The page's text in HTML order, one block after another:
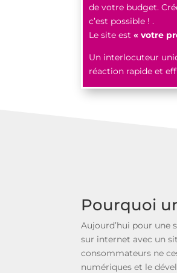
de votre budget.
c’est possible ! .
Le site est« votre
Un interlocuteur
réaction rapide et
Pourquoi
Aujourd’hui pour une
sur internet avec un
consommateurs ne
numériques et le